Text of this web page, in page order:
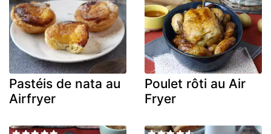
Pastéis de nata au
Airfryer
Poulet rôti au Air
Fryer